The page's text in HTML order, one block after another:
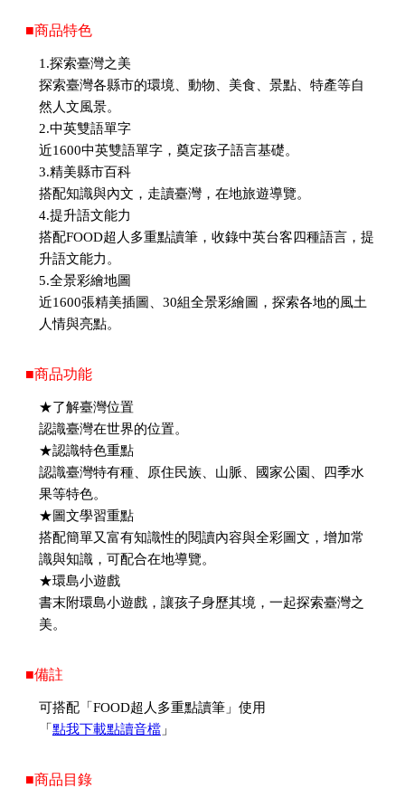
■商品特色
1.探索臺灣之美
探索臺灣各縣市的環境、動物、美食、景點、特產等自
然人文風景。
2.中英雙語單字
近1600中英雙語單字，奠定孩子語言基礎。
3.精美縣市百科
搭配知識與內文，走讀臺灣，在地旅遊導覽。
4.提升語文能力
搭配FOOD超人多重點讀筆，收錄中英台客四種語言，提
升語文能力。
5.全景彩繪地圖
近1600張精美插圖、30組全景彩繪圖，探索各地的風土
人情與亮點。
■商品功能
★了解臺灣位置
認識臺灣在世界的位置。
★認識特色重點
認識臺灣特有種、原住民族、山脈、國家公園、四季水
果等特色。
★圖文學習重點
搭配簡單又富有知識性的閱讀內容與全彩圖文，增加常
識與知識，可配合在地導覽。
★環島小遊戲
書末附環島小遊戲，讓孩子身歷其境，一起探索臺灣之
美。
■備註
可搭配「FOOD超人多重點讀筆」使用
「 點我下載點讀音檔」
■商品目錄